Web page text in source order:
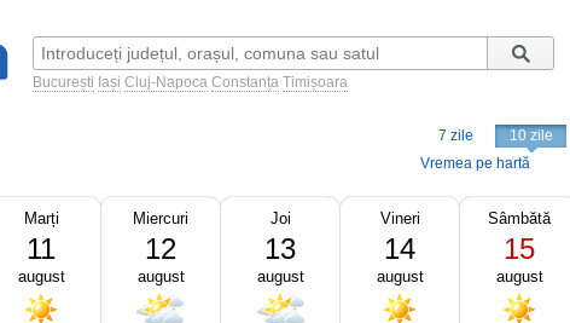
București Iași Cluj-Napoca Constanța Timișoara
7 zile
10 zile
Vremea pe hartă
Marți
11
august
Miercuri
12
august
Joi
13
august
Vineri
14
august
Sâmbătă
15
august